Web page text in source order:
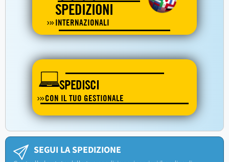
SPEDIZIONI
INTERNAZIONALI
SPEDISCI
CON IL TUO GESTIONALE
SEGUI LA SPEDIZIONE